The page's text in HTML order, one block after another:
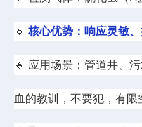
🔹 核心优势：响应灵敏
🔹 应用场景：管道井、
血的教训，不要犯，有限